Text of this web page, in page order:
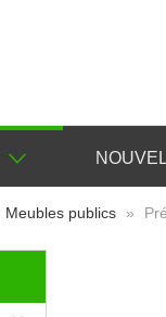
Meubles publics »